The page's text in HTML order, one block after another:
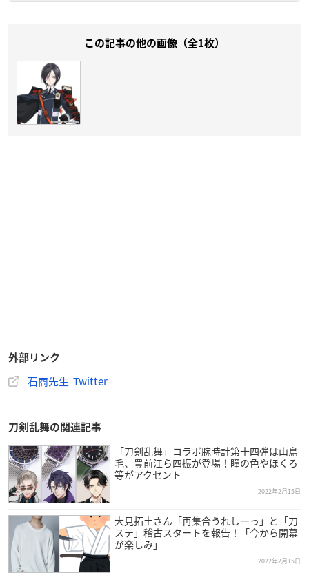
この記事の他の画像（全1枚）
外部リンク
石商先生 Twitter
刀剣乱舞の関連記事
「刀剣乱舞」コラボ腕時計第十四弾は山鳥
毛、豊前江ら四振が登場！瞳の色やほくろ
等がアクセント
2022年2月15日
大見拓土さん「再集合うれしーっ」と「刀
ステ」稽古スタートを報告！「今から開幕
が楽しみ」
2022年2月15日